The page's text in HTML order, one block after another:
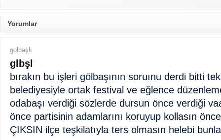
Yorumlar
golbaşlı
glbşl
bırakın bu işleri gölbaşının soruınu derdi bitti
belediyesiyle ortak festival ve eğlence
odabaşı verdiği sözlerde dursun önce verdiği
önce partisinin adamlarını koruyup kollasın
ÇIKSIN ilçe teşkilatıyla ters olmasın helebi